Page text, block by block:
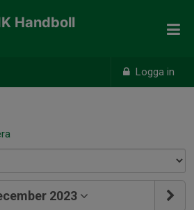
Logga in
Handboll
2023